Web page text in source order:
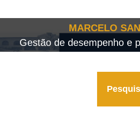
MARCELO
Gestão de desempenho e